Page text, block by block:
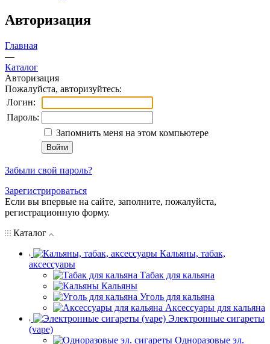
Авторизация
Главная
—
Каталог
Авторизация
Пожалуйста, авторизуйтесь:
Логин:
Пароль:
Запомнить меня на этом компьютере
Забыли свой пароль?
Зарегистрироваться
Если вы впервые на сайте, заполните, пожалуйста,
регистрационную форму.
Каталог
Кальяны, табак,
аксессуары
Табак для кальяна
Кальяны
Уголь для кальяна
Аксессуары для кальяна
Электронные сигареты
(vape)
Одноразовые эл.